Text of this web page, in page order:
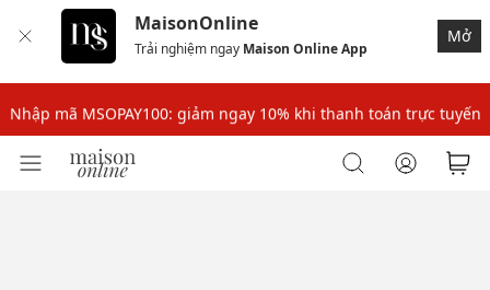
MaisonOnline
Trải nghiệm ngay Maison Online App
Mở
Nhập mã: MSOXINCHAO - Giảm 10% đơn đầu cho thành viên mới!
Nhập mã MSOPAY100: giảm ngay 10% khi thanh toán trực tuyến
Nhập mã: MSOXINCHAO - Giảm 10% đơn đầu cho thành viên mới!